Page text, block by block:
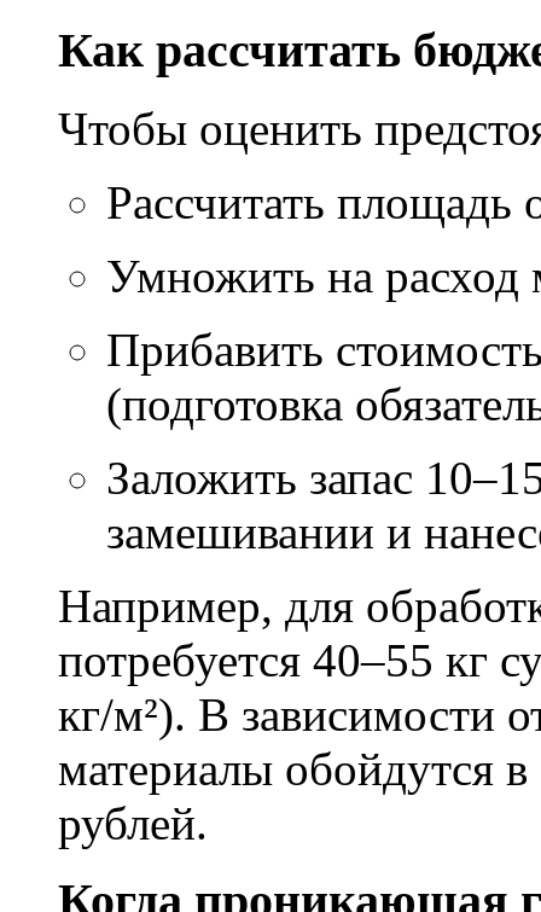
Как рассчитать
Чтобы оценить
Рассчитать площадь
Умножить на расход
Прибавить
(подготовка
Заложить запас
замешивании и
Например, для
потребуется 40–55 кг
кг/м²). В зависимости
материалы обойдутся
рублей.
Когда проникающая